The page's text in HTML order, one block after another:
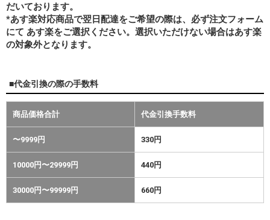
だいております。
*あす楽対応商品で翌日配達をご希望の際は、必ず注文フォーム
にて あす楽をご選択ください。選択いただけない場合はあす楽
の対象外となります。
■代金引換の際の手数料
商品価格合計 代金引換手数料
〜9999円 330円
10000円〜29999円 440円
30000円〜99999円 660円